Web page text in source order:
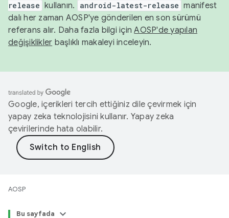
release kullanın. android-latest-release manifest
dalı her zaman AOSP'ye gönderilen en son sürümü
referans alır. Daha fazla bilgi içinAOSP'de yapılan
değişiklikler başlıklı makaleyi inceleyin.
Google, içerikleri tercih ettiğiniz dile çevirmek için
yapay zeka teknolojisini kullanır. Yapay zeka
çevirilerinde hata olabilir.
AOSP
Bu sayfada